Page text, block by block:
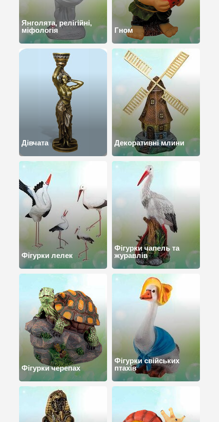
Янголята, релігійні,
міфологія
Гном
Дівчата Декоративні млини
Фігурки лелек
Фігурки чапель та
журавлів
Фігурки черепах
Фігурки свійських
птахів